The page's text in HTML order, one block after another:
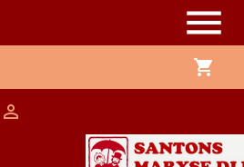

shopping_cart
